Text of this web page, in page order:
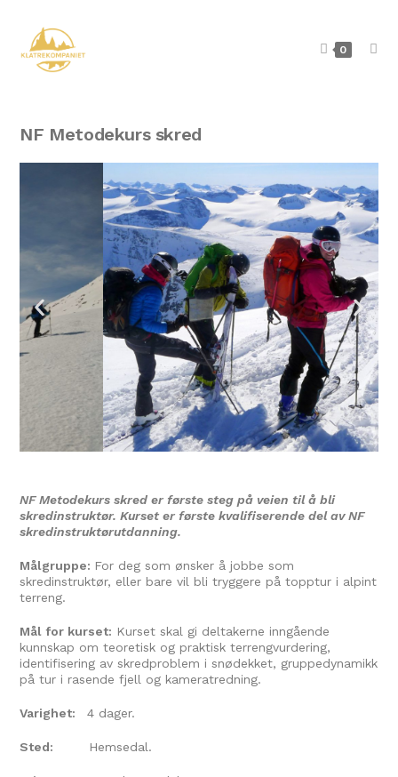
0
NF Metodekurs skred
NF Metodekurs skred er første steg på veien til å bli
skredinstruktør. Kurset er første kvalifiserende del av NF
skredinstruktørutdanning.
Målgruppe: For deg som ønsker å jobbe som
skredinstruktør, eller bare vil bli tryggere på topptur i alpint
terreng.
Mål for kurset: Kurset skal gi deltakerne inngående
kunnskap om teoretisk og praktisk terrengvurdering,
identifisering av skredproblem i snødekket, gruppedynamikk
på tur i rasende fjell og kameratredning.
Varighet: 4 dager.
Sted: Hemsedal.